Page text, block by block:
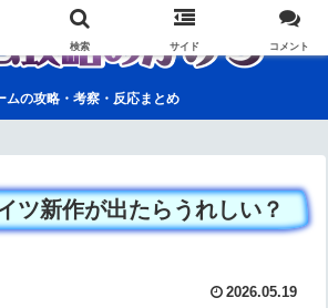
ムの攻略・考察・反応まとめ
ツ新作が出たらうれしい？
2026.05.19
検索 サイド コメント